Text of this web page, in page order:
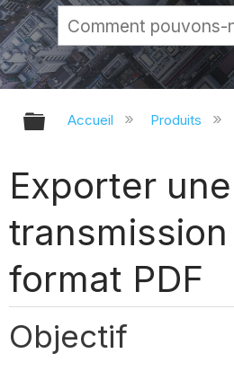
Développer/
Accueil Produits
Exporter
transmission
format PDF
Objectif